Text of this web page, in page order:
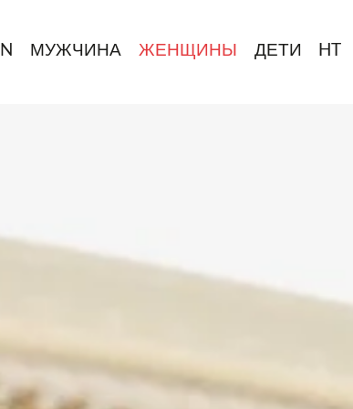
МУЖЧИНА ЖЕНЩИНЫ ДЕТИ HT